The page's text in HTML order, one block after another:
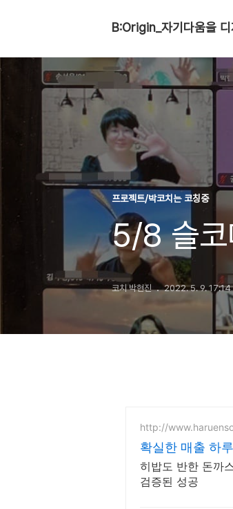
프로젝트/박코치는 코칭중
5/8 슬코
코치 박현진 2022. 5. 9. 17:14
http://
확실한 매출 하
회수
히밥도 반한 돈까
검증된 성공